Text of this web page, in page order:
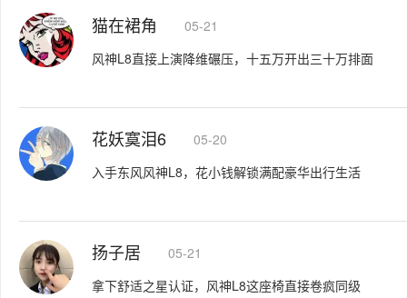
猫在裙角
05-21
风神L8直接上演降维碾压，十五万开出三十万排面
花妖寞泪6
05-20
入手东风风神L8，花小钱解锁满配豪华出行生活
扬子居
05-21
拿下舒适之星认证，风神L8这座椅直接卷疯同级